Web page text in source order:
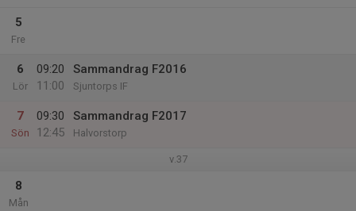
5
Fre
6
Lör
09:20
11:00
Sammandrag F2016
Sjuntorps IF
7
Sön
09:30
12:45
Sammandrag F2017
Halvorstorp
v.37
8
Mån